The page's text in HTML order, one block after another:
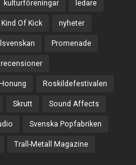
kulturföreningar ledare
Kind Of Kick nyheter
Promenade
recensioner
Roskildefestivalen
Skrutt Sound Affects
Svenska Popfabriken
Trall-Metall Magazine